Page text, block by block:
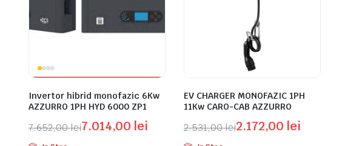
Invertor hibrid monofazic 6Kw
AZZURRO 1PH HYD 6000 ZP1
7.652,00lei
Prețul
7.014,00 lei
Prețul
EV CHARGER MONOFAZIC 1PH
11Kw CARO-CAB AZZURRO
2.531,00lei
Prețul
2.172,00 lei
Prețul